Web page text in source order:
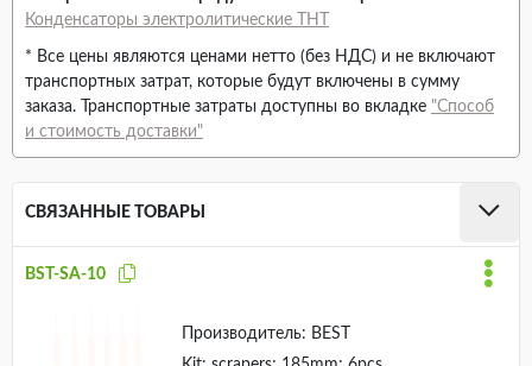
Конденсаторы электролитические THT
* Все цены являются ценами нетто (без НДС) и не включают
транспортных затрат, которые будут включены в сумму
заказа. Транспортные затраты доступны во вкладке "Способ
и стоимость доставки"
СВЯЗАННЫЕ ТОВАРЫ
BST-SA-10
Производитель: BEST